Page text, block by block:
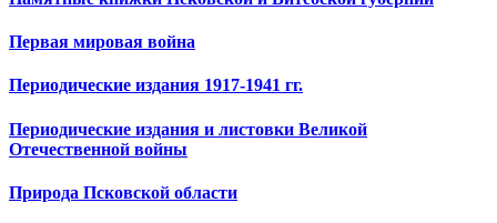
Первая мировая война
Периодические издания 1917-1941 гг.
Периодические издания и листовки Великой
Отечественной войны
Природа Псковской области